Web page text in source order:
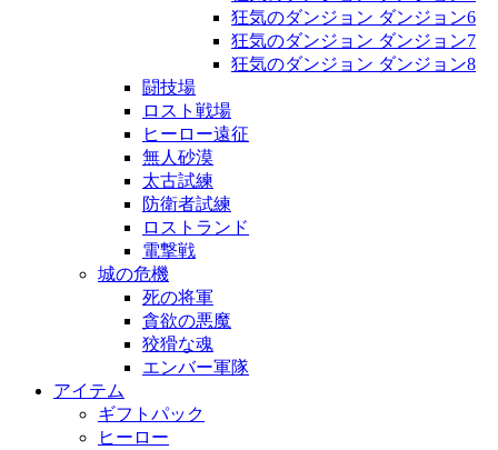
狂気のダンジョン ダンジョン6
狂気のダンジョン ダンジョン7
狂気のダンジョン ダンジョン8
闘技場
ロスト戦場
ヒーロー遠征
無人砂漠
太古試練
防衛者試練
ロストランド
電撃戦
城の危機
死の将軍
貪欲の悪魔
狡猾な魂
エンバー軍隊
アイテム
ギフトパック
ヒーロー